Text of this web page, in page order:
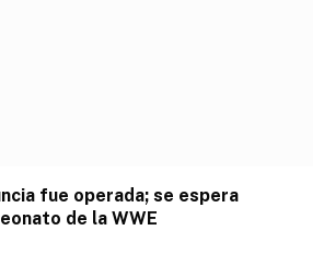
fue operada; se espera
de la WWE